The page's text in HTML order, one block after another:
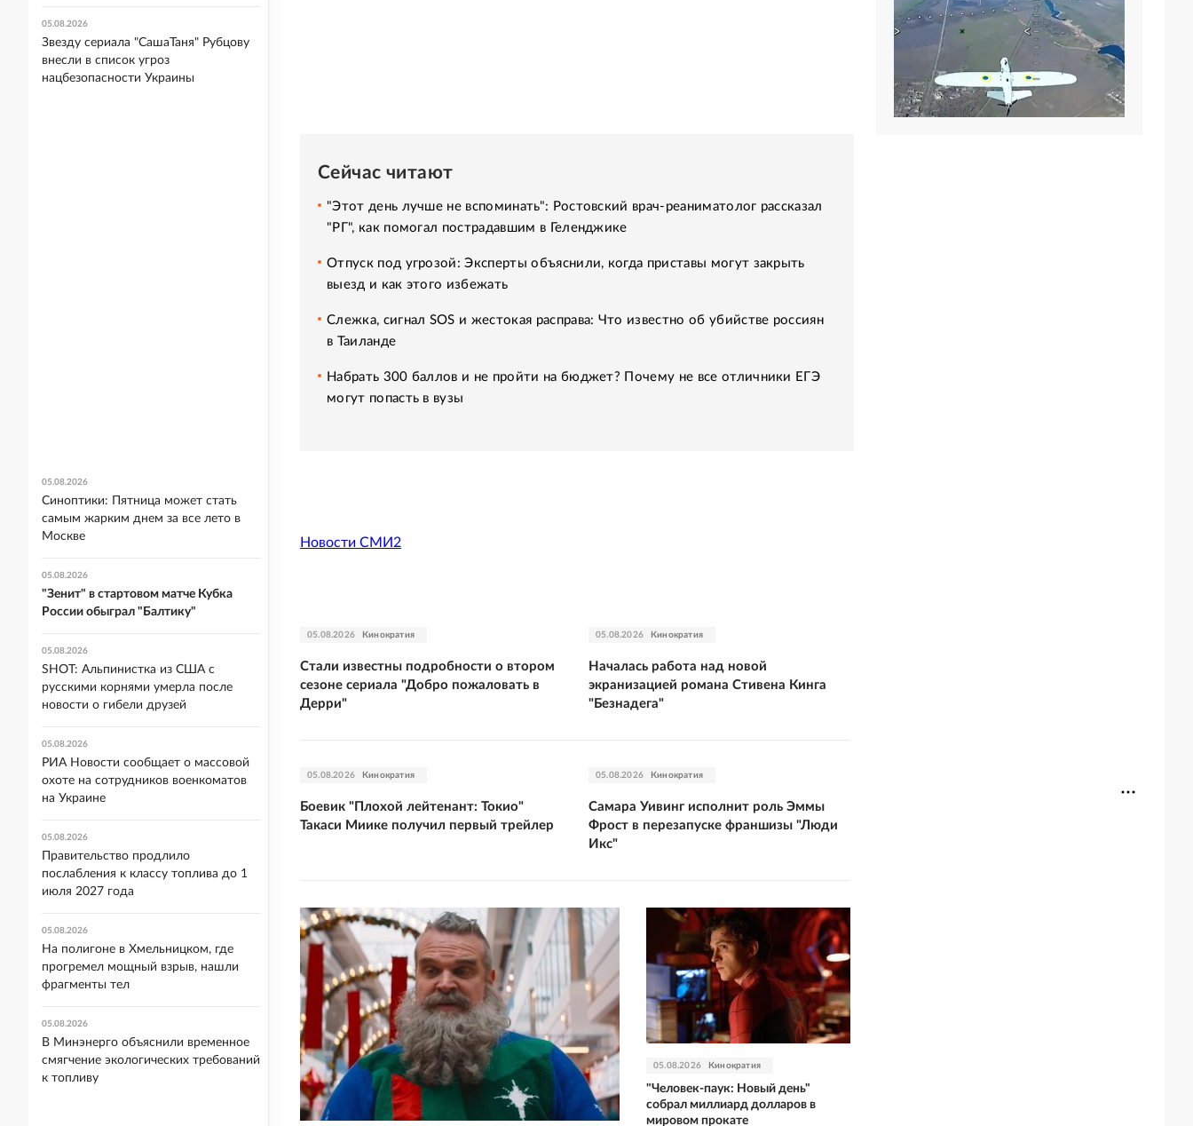
Сейчас читают
"Этот день лучше не вспоминать": Ростовский врач-реаниматолог рассказал
"РГ", как помогал пострадавшим в Геленджике
Отпуск под угрозой: Эксперты объяснили, когда приставы могут закрыть
выезд и как этого избежать
Слежка, сигнал SOS и жестокая расправа: Что известно об убийстве россиян
в Таиланде
Набрать 300 баллов и не пройти на бюджет? Почему не все отличники ЕГЭ
могут попасть в вузы
Новости СМИ2
05.08.2026 Кинократия
Стали известны подробности о втором
сезоне сериала "Добро пожаловать в
Дерри"
05.08.2026 Кинократия
Началась работа над новой
экранизацией романа Стивена Кинга
"Безнадега"
05.08.2026 Кинократия
Боевик "Плохой лейтенант: Токио"
Такаси Миике получил первый трейлер
05.08.2026 Кинократия
Самара Уивинг исполнит роль Эммы
Фрост в перезапуске франшизы "Люди
Икс"
05.08.2026 Кинократия
"Человек-паук: Новый день"
собрал миллиард долларов в
мировом прокате
05.08.2026
Звезду сериала "СашаТаня" Рубцову
внесли в список угроз
нацбезопасности Украины
05.08.2026
Синоптики: Пятница может стать
самым жарким днем за все лето в
Москве
05.08.2026
"Зенит" в стартовом матче Кубка
России обыграл "Балтику"
05.08.2026
SHOT: Альпинистка из США с
русскими корнями умерла после
новости о гибели друзей
05.08.2026
РИА Новости сообщает о массовой
охоте на сотрудников военкоматов
на Украине
05.08.2026
Правительство продлило
послабления к классу топлива до 1
июля 2027 года
05.08.2026
На полигоне в Хмельницком, где
прогремел мощный взрыв, нашли
фрагменты тел
05.08.2026
В Минэнерго объяснили временное
смягчение экологических требований
к топливу